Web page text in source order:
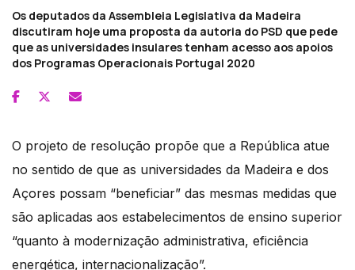
Os deputados da Assembleia Legislativa da Madeira
discutiram hoje uma proposta da autoria do PSD que pede
que as universidades insulares tenham acesso aos apoios
dos Programas Operacionais Portugal 2020
O projeto de resolução propõe que a República atue
no sentido de que as universidades da Madeira e dos
Açores possam “beneficiar” das mesmas medidas que
são aplicadas aos estabelecimentos de ensino superior
“quanto à modernização administrativa, eficiência
energética, internacionalização”.